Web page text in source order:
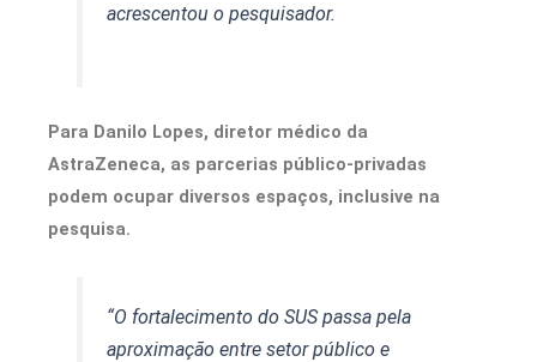
acrescentou o pesquisador.
Para Danilo Lopes, diretor médico da
AstraZeneca, as parcerias público-privadas
podem ocupar diversos espaços, inclusive na
pesquisa.
“O fortalecimento do SUS passa pela
aproximação entre setor público e